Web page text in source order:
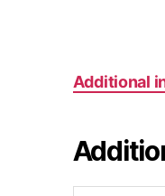
Additional